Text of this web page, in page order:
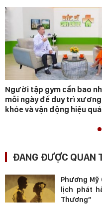
Người tập gym cần bao
mỗi ngày để duy trì
khỏe và vận động hiệu
ĐANG ĐƯỢC QUAN
Phương Mỹ
lịch phát
Thương”